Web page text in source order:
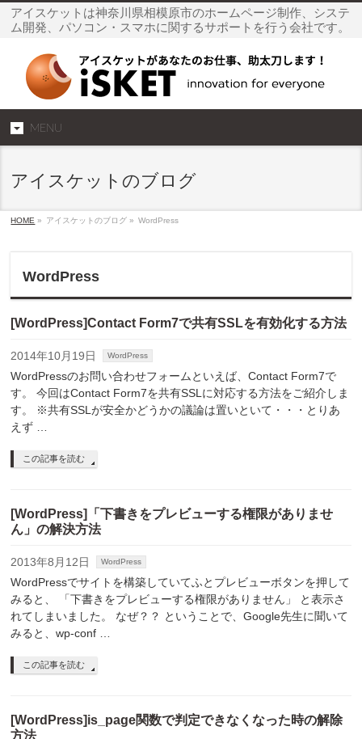
アイスケットは神奈川県相模原市のホームページ制作、システ
ム開発、パソコン・スマホに関するサポートを行う会社です。
MENU
アイスケットのブログ
HOME » アイスケットのブログ » WordPress
WordPress
[WordPress]Contact Form7で共有SSLを有効化する方法
2014年10月19日 WordPress
WordPressのお問い合わせフォームといえば、Contact Form7で
す。 今回はContact Form7を共有SSLに対応する方法をご紹介しま
す。 ※共有SSLが安全かどうかの議論は置いといて・・・とりあ
えず …
この記事を読む
[WordPress]「下書きをプレビューする権限がありませ
ん」の解決方法
2013年8月12日 WordPress
WordPressでサイトを構築していてふとプレビューボタンを押して
みると、 「下書きをプレビューする権限がありません」 と表示さ
れてしまいました。 なぜ？？ ということで、Google先生に聞いて
みると、wp-conf …
この記事を読む
[WordPress]is_page関数で判定できなくなった時の解除
方法